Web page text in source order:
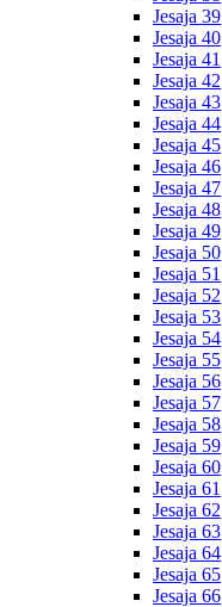
Jesaja 39
Jesaja 40
Jesaja 41
Jesaja 42
Jesaja 43
Jesaja 44
Jesaja 45
Jesaja 46
Jesaja 47
Jesaja 48
Jesaja 49
Jesaja 50
Jesaja 51
Jesaja 52
Jesaja 53
Jesaja 54
Jesaja 55
Jesaja 56
Jesaja 57
Jesaja 58
Jesaja 59
Jesaja 60
Jesaja 61
Jesaja 62
Jesaja 63
Jesaja 64
Jesaja 65
Jesaja 66